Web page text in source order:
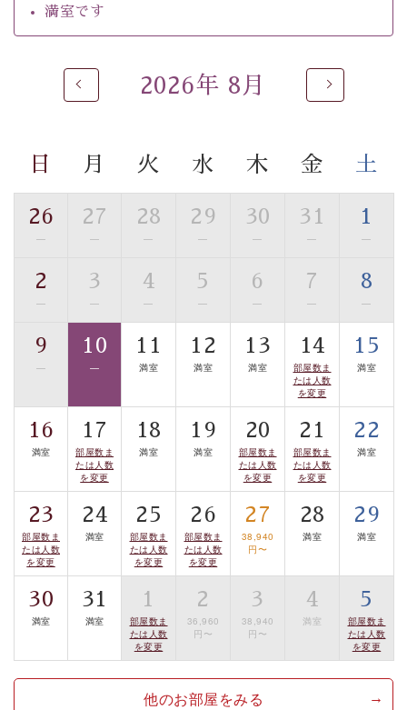
るご入浴をお愉しみください。
■お座敷風呂（大浴場）
用。 足元が柔らかく、そして滑りにくい畳のお風呂で
ご了承のほどお願いいたします。
■貸切温泉風呂 （40分2000円）
眺望はございませんが、源泉掛け流しの温泉の質を楽し
む貸切温泉風呂です。ゆったりといやされるプライベー
トな空間をお愉しみください。
【旅】
■諏訪大社4社を巡る無料参拝バス
豊富な知識を持ったドライバー兼ガイドが諏訪大社をご
事前ご予約制ですので、ご利用ご希望の方
は【3日前まで】にお電話ください。
※交通規制などにより運行できない日がございます
※年末年始及び御柱祭前後は運行しておりません
以上が基本プランの内容です。
神秘なる諏訪湖に心癒される時間をお過ごしいただけま
したら幸いです。
満室です
2026年 8月
日 月 火 水 木 金 土
26
—
27
—
28
—
29
—
30
—
31
—
1
—
2
—
3
—
4
—
5
—
6
—
7
—
8
—
9
—
10
—
11
満室
12
満室
13
満室
14
部屋数ま
たは人数
を変更
15
満室
16
満室
17
部屋数ま
たは人数
を変更
18
満室
19
満室
20
部屋数ま
たは人数
を変更
21
部屋数ま
たは人数
を変更
22
満室
23
部屋数ま
たは人数
を変更
24
満室
25
部屋数ま
たは人数
を変更
26
部屋数ま
たは人数
を変更
27
38,940
円〜
28
満室
29
満室
30
満室
31
満室
1
部屋数ま
たは人数
を変更
2
36,960
円〜
3
38,940
円〜
4
満室
5
部屋数ま
たは人数
を変更
他のお部屋をみる